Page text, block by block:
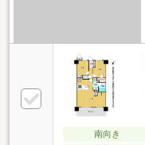
南向き